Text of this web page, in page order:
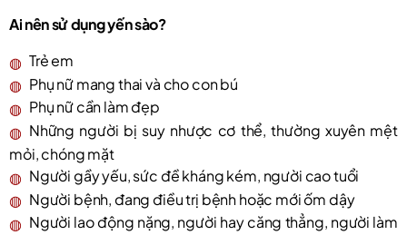
Ai nên sử dụng yến sào?
Trẻ em
Phụ nữ mang thai và cho con bú
Phụ nữ cần làm đẹp
Những người bị suy nhược cơ thể, thường xuyên mệt
mỏi, chóng mặt
Người gầy yếu, sức đề kháng kém, người cao tuổi
Người bệnh, đang điều trị bệnh hoặc mới ốm dậy
Người lao động nặng, người hay căng thẳng, người làm